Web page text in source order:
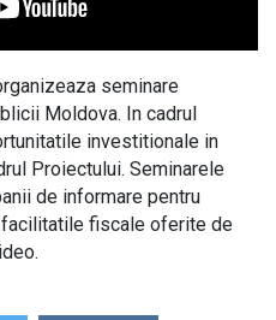
seminare
Moldova. In cadrul
investitionale in
Proiectului. Seminarele
de informare pentru
fiscale oferite de